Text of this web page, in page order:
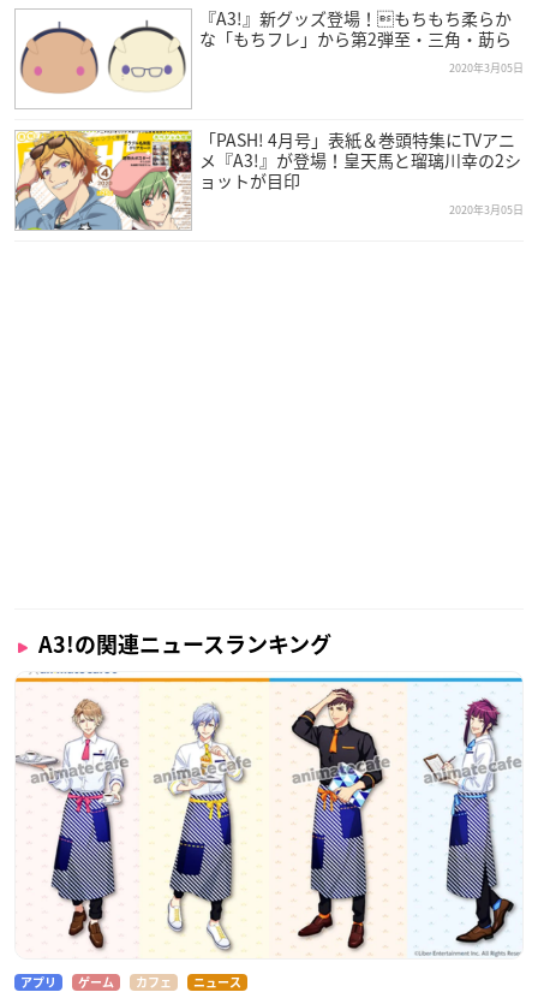
『A3!』新グッズ登場！もちもち柔らか
な「もちフレ」から第2弾至・三角・莇ら
2020年3月05日
「PASH! 4月号」表紙＆巻頭特集にTVアニ
メ『A3!』が登場！皇天馬と瑠璃川幸の2シ
ョットが目印
2020年3月05日
A3!の関連ニュースランキング
アプリ ゲーム カフェ ニュース